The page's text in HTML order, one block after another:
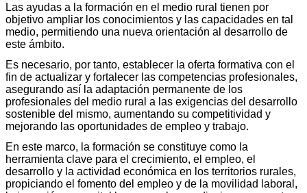
Las ayudas a la formación en el medio rural tienen por
objetivo ampliar los conocimientos y las capacidades en tal
medio, permitiendo una nueva orientación al desarrollo de
este ámbito.
Es necesario, por tanto, establecer la oferta formativa con el
fin de actualizar y fortalecer las competencias profesionales,
asegurando así la adaptación permanente de los
profesionales del medio rural a las exigencias del desarrollo
sostenible del mismo, aumentando su competitividad y
mejorando las oportunidades de empleo y trabajo.
En este marco, la formación se constituye como la
herramienta clave para el crecimiento, el empleo, el
desarrollo y la actividad económica en los territorios rurales,
propiciando el fomento del empleo y de la movilidad laboral,